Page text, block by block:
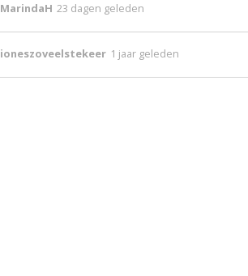
MarindaH 23 dagen geleden
ioneszoveelstekeer 1 jaar geleden